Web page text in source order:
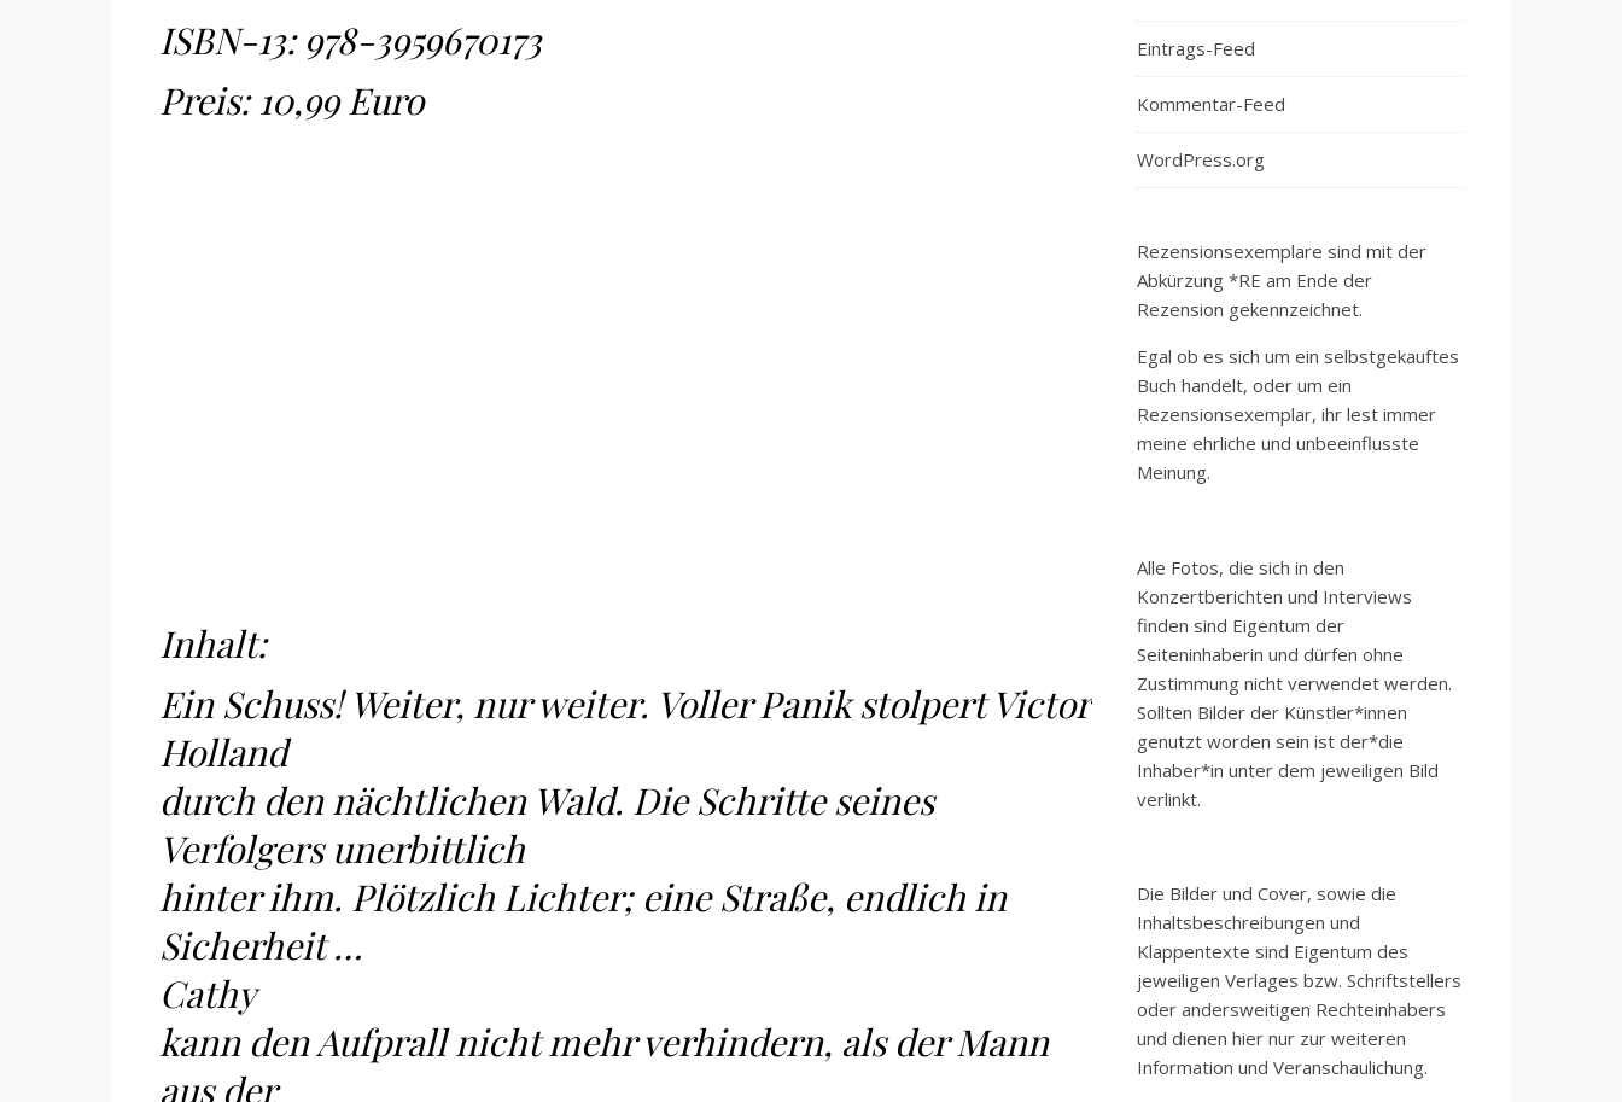
ISBN-13: 978-3959670173
Preis: 10,99 Euro
Inhalt:
Ein Schuss! Weiter, nur weiter. Voller Panik stolpert Victor
Holland
durch den nächtlichen Wald. Die Schritte seines
Verfolgers unerbittlich
hinter ihm. Plötzlich Lichter; eine Straße, endlich in
Sicherheit …
Cathy
kann den Aufprall nicht mehr verhindern, als der Mann
aus der
Eintrags-Feed
Kommentar-Feed
WordPress.org
Rezensionsexemplare sind mit der
Abkürzung *RE am Ende der
Rezension gekennzeichnet.
Egal ob es sich um ein selbstgekauftes
Buch handelt, oder um ein
Rezensionsexemplar, ihr lest immer
meine ehrliche und unbeeinflusste
Meinung.
Alle Fotos, die sich in den
Konzertberichten und Interviews
finden sind Eigentum der
Seiteninhaberin und dürfen ohne
Zustimmung nicht verwendet werden.
Sollten Bilder der Künstler*innen
genutzt worden sein ist der*die
Inhaber*in unter dem jeweiligen Bild
verlinkt.
Die Bilder und Cover, sowie die
Inhaltsbeschreibungen und
Klappentexte sind Eigentum des
jeweiligen Verlages bzw. Schriftstellers
oder andersweitigen Rechteinhabers
und dienen hier nur zur weiteren
Information und Veranschaulichung.